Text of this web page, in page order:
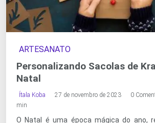
ARTESANATO
Personalizando Sacolas de
Natal
Ítala Koba 27 de novembro de 2023 0
min
O Natal é uma época mágica do ano,